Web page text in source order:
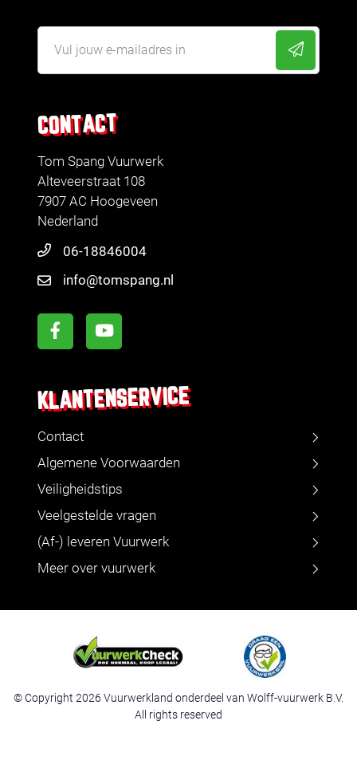
CONTACT
Tom Spang Vuurwerk
Alteveerstraat 108
7907 AC Hoogeveen
Nederland
06-18846004
info@tomspang.nl
KLANTENSERVICE
Contact
Algemene Voorwaarden
Veiligheidstips
Veelgestelde vragen
(Af-) leveren Vuurwerk
Meer over vuurwerk
© Copyright 2026 Vuurwerkland onderdeel van Wolff-vuurwerk B.V.
All rights reserved